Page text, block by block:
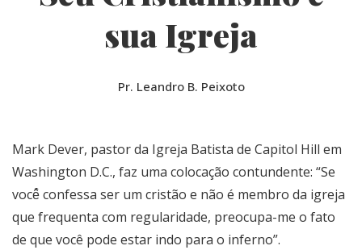
sua Igreja
Pr. Leandro B. Peixoto
Mark Dever, pastor da Igreja Batista de Capitol Hill em
Washington D.C., faz uma colocação contundente: “Se
você̂ confessa ser um cristão e não é membro da igreja
que frequenta com regularidade, preocupa-me o fato
de que você pode estar indo para o inferno”.